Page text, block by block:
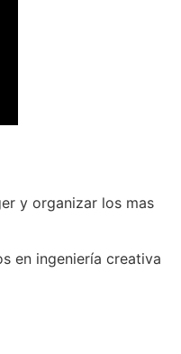
y organizar los mas
en ingeniería creativa